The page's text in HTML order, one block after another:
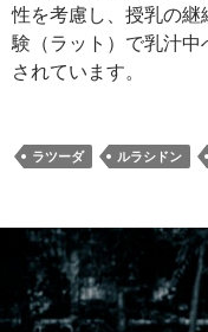
性を考慮し、授乳の
験（ラット）で乳汁
されています。
ラツーダ ルラシドン